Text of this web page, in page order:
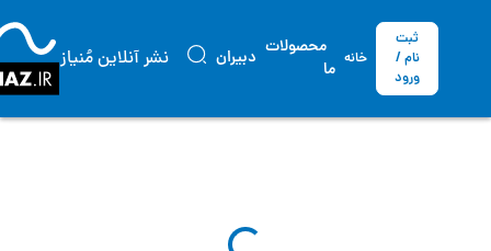
ثبت
نام /
ورود
خانه
محصولات
ما
دبیران نشر آنلاین مُنیاز